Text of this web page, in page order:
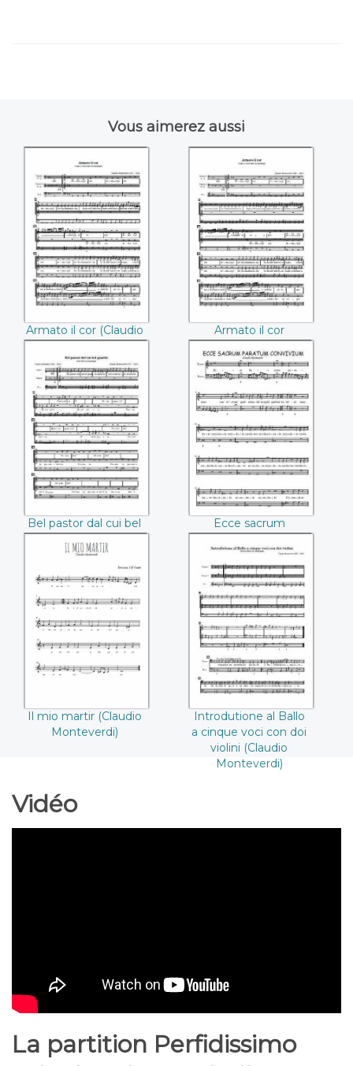
Vous aimerez aussi
Armato il cor
((Claudio
Monteverdi))
Armato il cor (Claudio
Monteverdi)
Armato il cor
d'adamantina fede
((Claudio
Monteverdi))
Armato il cor
d'adamantina fede
(Claudio Monteverdi)
Bel pastor dal cui
bel guardo
((Claudio
Monteverdi))
Bel pastor dal cui bel
guardo (Claudio
Monteverdi)
Ecce sacrum
paratum convivium
((Claudio
Monteverdi))
Ecce sacrum
paratum convivium
(Claudio Monteverdi)
Il mio martir
((Claudio
Monteverdi))
Il mio martir (Claudio
Monteverdi)
Introdutione al
Ballo a cinque voci
con doi violini
((Claudio
Monteverdi))
Introdutione al Ballo
a cinque voci con doi
violini (Claudio
Monteverdi)
Vidéo
La partition Perfidissimo